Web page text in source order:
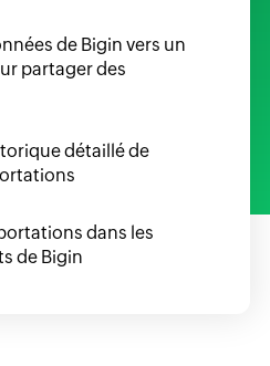
de Bigin vers un
partager des
détaillé de
dans les
de Bigin